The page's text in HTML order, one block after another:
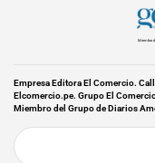
Miembro
Empresa Editora El Comercio.
Elcomercio.pe. Grupo El
Miembro del Grupo de Diarios